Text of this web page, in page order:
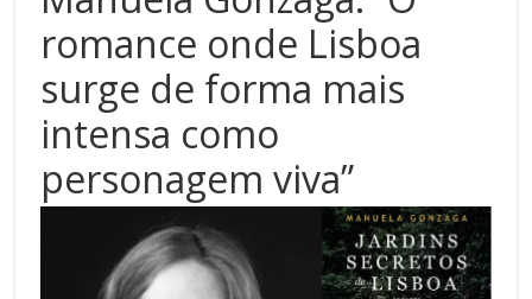
romance onde Lisboa
surge de forma mais
intensa como
personagem viva”